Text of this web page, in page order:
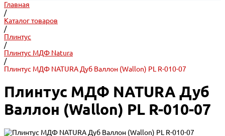
Главная
/
Каталог товаров
/
Плинтус
/
Плинтус МДФ Natura
/
Плинтус МДФ NATURA Дуб Валлон (Wallon) PL R-010-07
Плинтус МДФ NATURA Дуб
Валлон (Wallon) PL R-010-07